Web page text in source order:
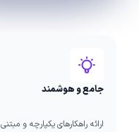
جامع و هوشمند
ارائه راهکارهای یکپارچه و مبتنی